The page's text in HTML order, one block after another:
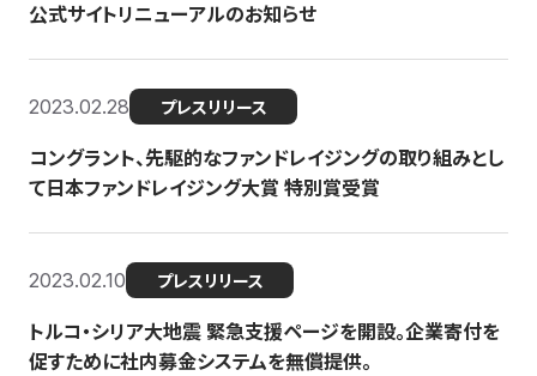
公式サイトリニューアルのお知らせ
2023.02.28 プレスリリース
コングラント、先駆的なファンドレイジングの取り組みとし
て日本ファンドレイジング大賞 特別賞受賞
2023.02.10 プレスリリース
トルコ・シリア大地震 緊急支援ページを開設。企業寄付を
促すために社内募金システムを無償提供。